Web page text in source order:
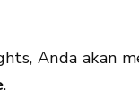
Anda akan
.